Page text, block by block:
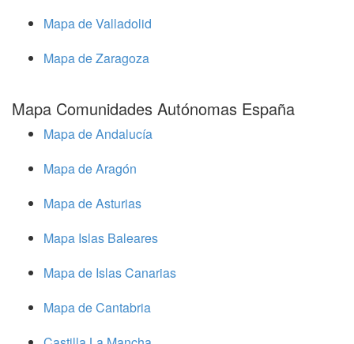
Mapa de Valladolid
Mapa de Zaragoza
Mapa Comunidades Autónomas España
Mapa de Andalucía
Mapa de Aragón
Mapa de Asturias
Mapa Islas Baleares
Mapa de Islas Canarias
Mapa de Cantabria